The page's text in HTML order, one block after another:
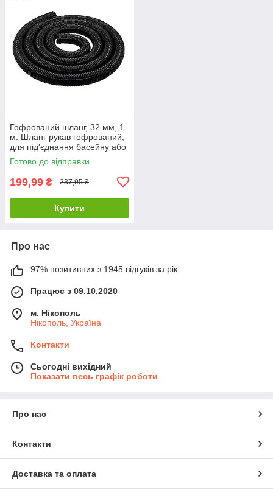
Гофрований шланг, 32 мм, 1
м. Шланг рукав гофрований,
для під'єднання басейну або
сонячних колекторів
Готово до відправки
199,99 ₴ 237,95 ₴
Купити
Про нас
97% позитивних з 1945 відгуків за рік
Працює з 09.10.2020
м. Нікополь
Нікополь, Україна
Контакти
Сьогодні вихідний
Показати весь графік роботи
Про нас
Контакти
Доставка та оплата